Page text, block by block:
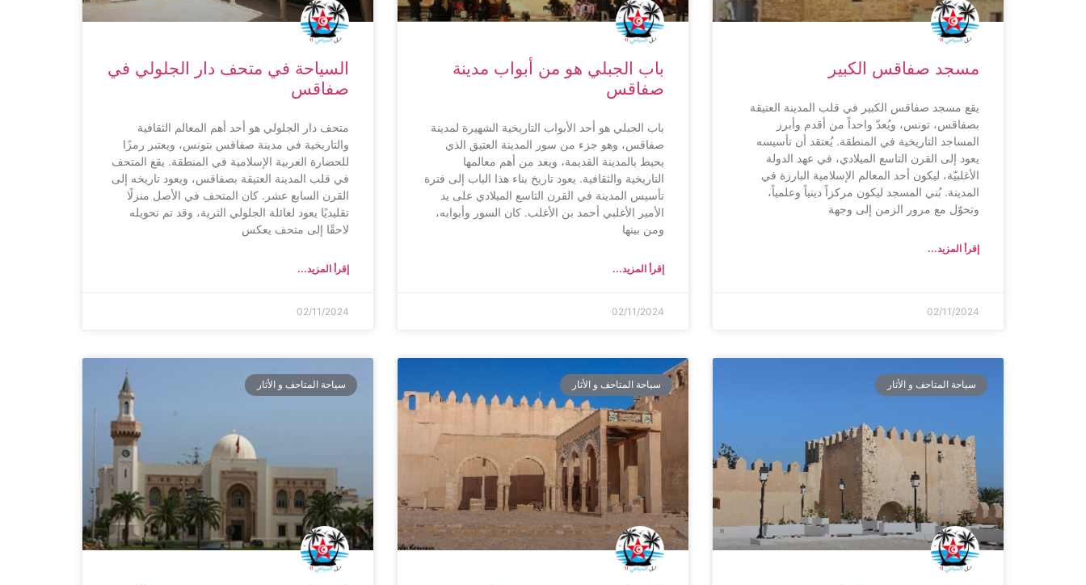
مسجد صفاقس الكبير
يقع مسجد صفاقس الكبير في قلب المدينة العتيقة
بصفاقس، تونس، ويُعدّ واحداً من أقدم وأبرز
المساجد التاريخية في المنطقة. يُعتقد أن تأسيسه
يعود إلى القرن التاسع الميلادي، في عهد الدولة
الأغلبيّة، ليكون أحد المعالم الإسلامية البارزة في
المدينة. بُني المسجد ليكون مركزاً دينياً وعلمياً،
وتحوّل مع مرور الزمن إلى وجهة
إقرأ المزيد...
02/11/2024
باب الجبلي هو من أبواب مدينة
صفاقس
باب الجبلي هو أحد الأبواب التاريخية الشهيرة لمدينة
صفاقس، وهو جزء من سور المدينة العتيق الذي
يحيط بالمدينة القديمة، ويعد من أهم معالمها
التاريخية والثقافية. يعود تاريخ بناء هذا الباب إلى فترة
تأسيس المدينة في القرن التاسع الميلادي على يد
الأمير الأغلبي أحمد بن الأغلب. كان السور وأبوابه،
ومن بينها
إقرأ المزيد...
02/11/2024
السياحة في متحف دار الجلولي في
صفاقس
متحف دار الجلولي هو أحد أهم المعالم الثقافية
والتاريخية في مدينة صفاقس بتونس، ويعتبر رمزًا
للحضارة العربية الإسلامية في المنطقة. يقع المتحف
في قلب المدينة العتيقة بصفاقس، ويعود تاريخه إلى
القرن السابع عشر. كان المتحف في الأصل منزلًا
تقليديًا يعود لعائلة الجلولي الثرية، وقد تم تحويله
لاحقًا إلى متحف يعكس
إقرأ المزيد...
02/11/2024
سياحة المتاحف و الأثار سياحة المتاحف و الأثار سياحة المتاحف و الأثار